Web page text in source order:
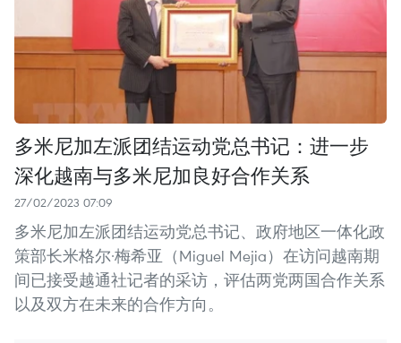
多米尼加左派团结运动党总书记：进一步
深化越南与多米尼加良好合作关系
27/02/2023 07:09
多米尼加左派团结运动党总书记、政府地区一体化政
策部长米格尔·梅希亚（Miguel Mejia）在访问越南期
间已接受越通社记者的采访，评估两党两国合作关系
以及双方在未来的合作方向。